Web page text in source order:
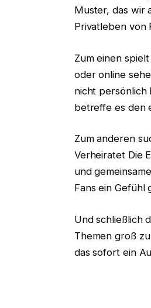
Muster, das wir
Privatleben von
Zum einen
oder online
nicht persönlich
betreffe es den
Zum anderen
Verheiratet Die
und
Fans ein Gefühl
Und schließlich
Themen groß
das sofort ein